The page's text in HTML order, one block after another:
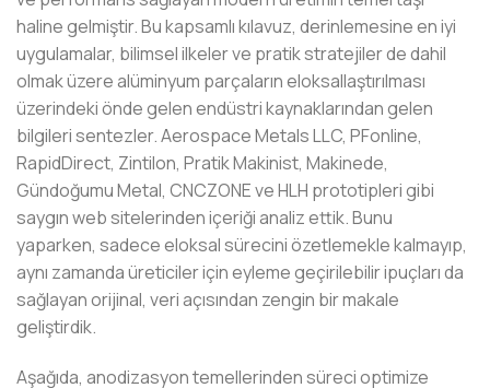
haline gelmiştir. Bu kapsamlı kılavuz, derinlemesine en iyi
uygulamalar, bilimsel ilkeler ve pratik stratejiler de dahil
olmak üzere alüminyum parçaların eloksallaştırılması
üzerindeki önde gelen endüstri kaynaklarından gelen
bilgileri sentezler. Aerospace Metals LLC, PFonline,
RapidDirect, Zintilon, Pratik Makinist, Makinede,
Gündoğumu Metal, CNCZONE ve HLH prototipleri gibi
saygın web sitelerinden içeriği analiz ettik. Bunu
yaparken, sadece eloksal sürecini özetlemekle kalmayıp,
aynı zamanda üreticiler için eyleme geçirilebilir ipuçları da
sağlayan orijinal, veri açısından zengin bir makale
geliştirdik.
Aşağıda, anodizasyon temellerinden süreci optimize